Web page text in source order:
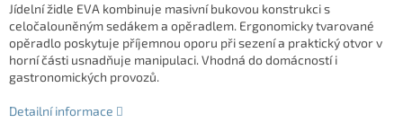
Jídelní židle EVA kombinuje masivní bukovou konstrukci s
celočalouněným sedákem a opěradlem. Ergonomicky tvarované
opěradlo poskytuje příjemnou oporu při sezení a praktický otvor v
horní části usnadňuje manipulaci. Vhodná do domácností i
gastronomických provozů.
Detailní informace